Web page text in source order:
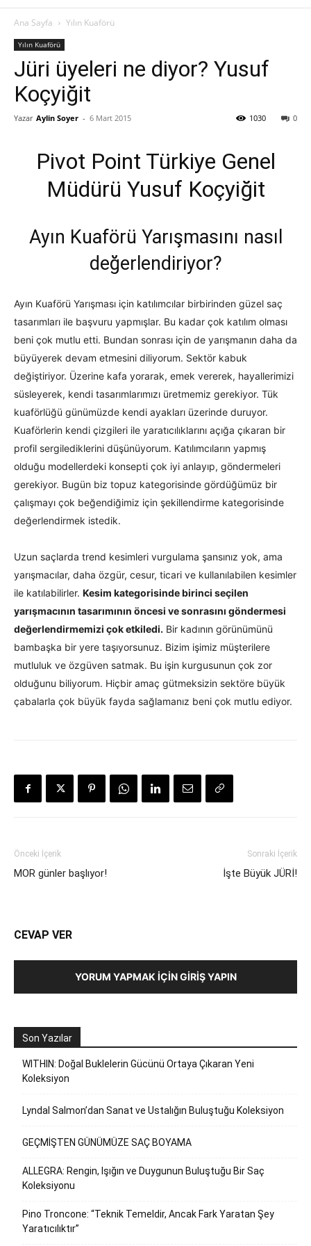
Ana Sayfa Yılın Kuaförü
Yılın Kuaförü
Jüri üyeleri ne diyor? Yusuf
Koçyiğit
Yazar Aylin Soyer - 6 Mart 2015 0
1030
Pivot Point Türkiye Genel
Müdürü Yusuf Koçyiğit
Ayın Kuaförü Yarışmasını nasıl
değerlendiriyor?
Ayın Kuaförü Yarışması için katılımcılar birbirinden güzel saç
tasarımları ile başvuru yapmışlar. Bu kadar çok katılım olması
beni çok mutlu etti. Bundan sonrası için de yarışmanın daha da
büyüyerek devam etmesini diliyorum. Sektör kabuk
değiştiriyor. Üzerine kafa yorarak, emek vererek, hayallerimizi
süsleyerek, kendi tasarımlarımızı üretmemiz gerekiyor. Tük
kuaförlüğü günümüzde kendi ayakları üzerinde duruyor.
Kuaförlerin kendi çizgileri ile yaratıcılıklarını açığa çıkaran bir
profil sergilediklerini düşünüyorum. Katılımcıların yapmış
olduğu modellerdeki konsepti çok iyi anlayıp, göndermeleri
gerekiyor. Bugün biz topuz kategorisinde gördüğümüz bir
çalışmayı çok beğendiğimiz için şekillendirme kategorisinde
değerlendirmek istedik.
Uzun saçlarda trend kesimleri vurgulama şansınız yok, ama
yarışmacılar, daha özgür, cesur, ticari ve kullanılabilen kesimler
ile katılabilirler. Kesim kategorisinde birinci seçilen
yarışmacının tasarımının öncesi ve sonrasını göndermesi
değerlendirmemizi çok etkiledi. Bir kadının görünümünü
bambaşka bir yere taşıyorsunuz. Bizim işimiz müşterilere
mutluluk ve özgüven satmak. Bu işin kurgusunun çok zor
olduğunu biliyorum. Hiçbir amaç gütmeksizin sektöre büyük
çabalarla çok büyük fayda sağlamanız beni çok mutlu ediyor.
Önceki İçerik
MOR günler başlıyor!
Sonraki İçerik
İşte Büyük JÜRİ!
CEVAP VER
YORUM YAPMAK İÇIN GIRIŞ YAPIN
Son Yazılar
WITHIN: Doğal Buklelerin Gücünü Ortaya Çıkaran Yeni
Koleksiyon
Lyndal Salmon’dan Sanat ve Ustalığın Buluştuğu Koleksiyon
GEÇMİŞTEN GÜNÜMÜZE SAÇ BOYAMA
ALLEGRA: Rengin, Işığın ve Duygunun Buluştuğu Bir Saç
Koleksiyonu
Pino Troncone: “Teknik Temeldir, Ancak Fark Yaratan Şey
Yaratıcılıktır”